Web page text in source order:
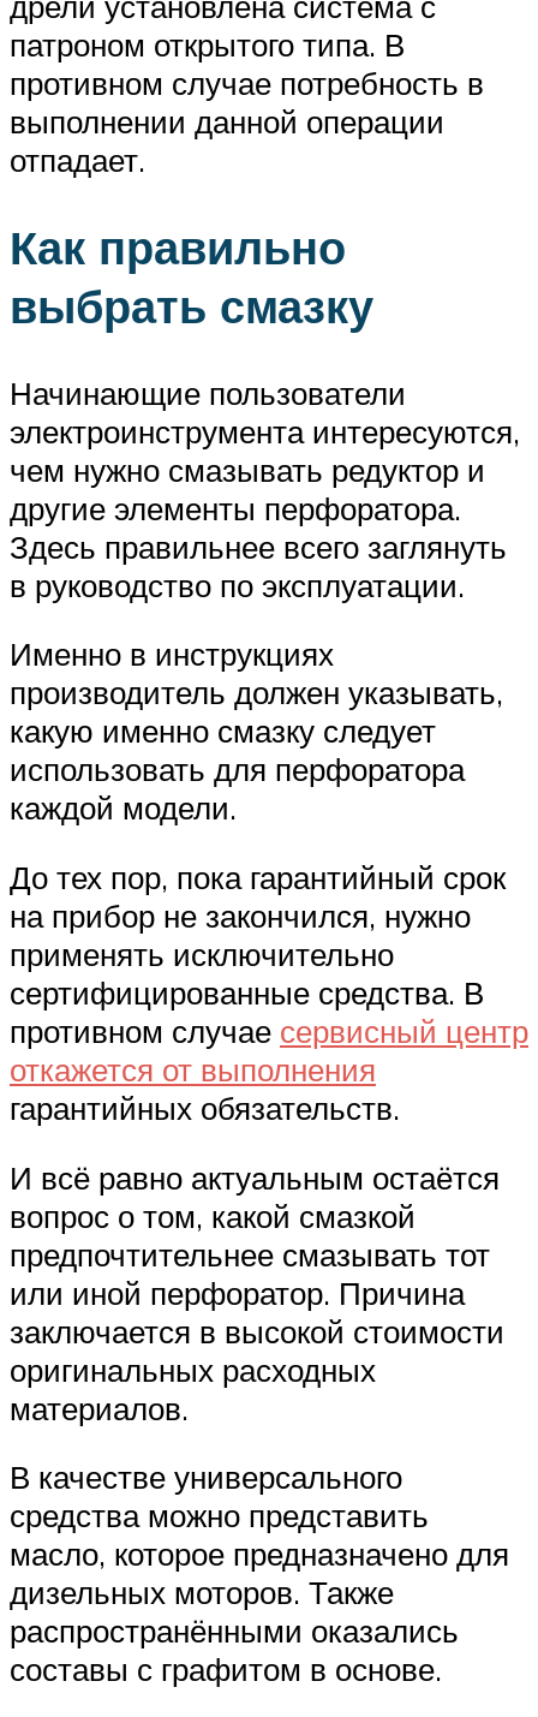
патроном открытого типа. В
противном случае потребность в
выполнении данной операции
отпадает.
Как правильно
выбрать смазку
Начинающие пользователи
электроинструмента интересуются,
чем нужно смазывать редуктор и
другие элементы перфоратора.
Здесь правильнее всего заглянуть
в руководство по эксплуатации.
Именно в инструкциях
производитель должен указывать,
какую именно смазку следует
использовать для перфоратора
каждой модели.
До тех пор, пока гарантийный срок
на прибор не закончился, нужно
применять исключительно
сертифицированные средства. В
противном случае сервисный центр
откажется от выполнения
гарантийных обязательств.
И всё равно актуальным остаётся
вопрос о том, какой смазкой
предпочтительнее смазывать тот
или иной перфоратор. Причина
заключается в высокой стоимости
оригинальных расходных
материалов.
В качестве универсального
средства можно представить
масло, которое предназначено для
дизельных моторов. Также
распространёнными оказались
составы с графитом в основе.